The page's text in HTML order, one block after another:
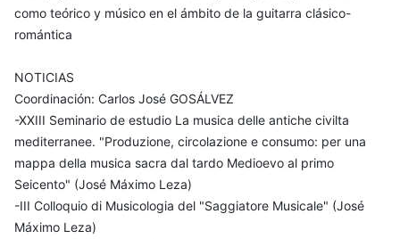
como teórico y músico en el ámbito de la guitarra clásico-
romántica
NOTICIAS
Coordinación: Carlos José GOSÁLVEZ
-XXIII Seminario de estudio La musica delle antiche civilta
mediterranee. "Produzione, circolazione e consumo: per una
mappa della musica sacra dal tardo Medioevo al primo
Seicento" (José Máximo Leza)
-III Colloquio di Musicologia del "Saggiatore Musicale" (José
Máximo Leza)